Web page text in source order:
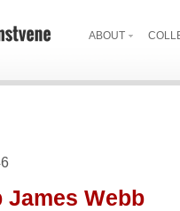
ABOUT
Webb